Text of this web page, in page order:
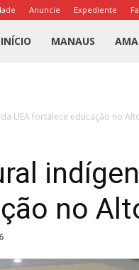
Anuncie Expediente
INÍCIO MANAUS
UEA fortalece educação no
no